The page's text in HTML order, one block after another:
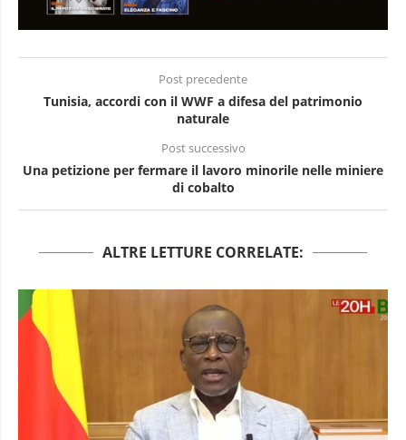
Post precedente
Tunisia, accordi con il WWF a difesa del patrimonio
naturale
Post successivo
Una petizione per fermare il lavoro minorile nelle miniere
di cobalto
ALTRE LETTURE CORRELATE: